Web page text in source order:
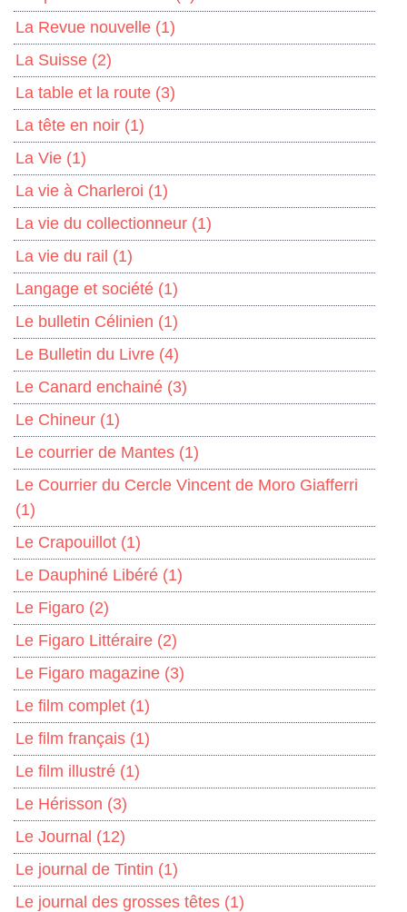
La Revue nouvelle (1)
La Suisse (2)
La table et la route (3)
La tête en noir (1)
La Vie (1)
La vie à Charleroi (1)
La vie du collectionneur (1)
La vie du rail (1)
Langage et société (1)
Le bulletin Célinien (1)
Le Bulletin du Livre (4)
Le Canard enchainé (3)
Le Chineur (1)
Le courrier de Mantes (1)
Le Courrier du Cercle Vincent de Moro Giafferri
(1)
Le Crapouillot (1)
Le Dauphiné Libéré (1)
Le Figaro (2)
Le Figaro Littéraire (2)
Le Figaro magazine (3)
Le film complet (1)
Le film français (1)
Le film illustré (1)
Le Hérisson (3)
Le Journal (12)
Le journal de Tintin (1)
Le journal des grosses têtes (1)